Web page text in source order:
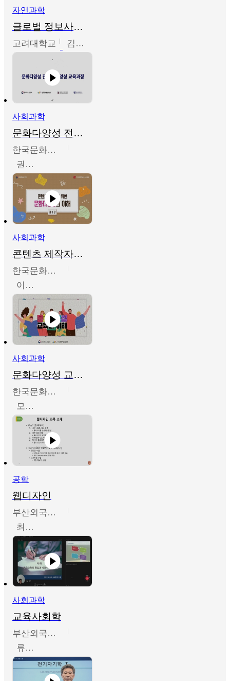
자연과학
글로벌 정보사회와 통계의 창의적 기능
고려대학교 김희영
사회과학
문화다양성 전문인력 양성 기본과정 - 문화다양성의 이해
한국문화예술교육진흥원
권숙인 외 8명
사회과학
콘텐츠 제작자를 위한 문화다양성의 이해
한국문화예술교육진흥원
이성민
사회과학
문화다양성 교육의 이해
한국문화예술교육진흥원
모경환,성상환,정문성
공학
웹디자인
부산외국어대학교
최진오
사회과학
교육사회학
부산외국어대학교
류영철